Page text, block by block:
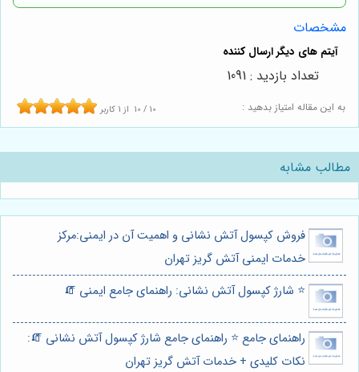
مشخصات
به این مقاله امتیاز بدهید : 10 / 10 از 1 کاربر
تعداد بازدید : 1091
مطالب مشابه
فروش کپسول آتش نشانی و اهمیت آن در ایمنی:مرکز
خدمات ایمنی آتش گریز تهران
⭐️ شارژ کپسول آتش نشانی: راهنمای جامع ایمنی 🧯
راهنمای جامع ⭐️ راهنمای جامع شارژ کپسول آتش نشانی 🧯:
نکات کلیدی + خدمات آتش گریز تهران